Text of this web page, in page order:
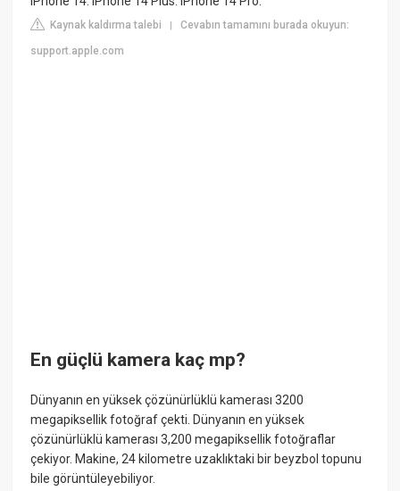
Kaynak kaldırma talebi |Cevabın tamamını burada okuyun:
support.apple.com
En güçlü kamera kaç mp?
Dünyanın en yüksek çözünürlüklü kamerası 3200
megapiksellik fotoğraf çekti. Dünyanın en yüksek
çözünürlüklü kamerası 3,200 megapiksellik fotoğraflar
çekiyor. Makine, 24 kilometre uzaklıktaki bir beyzbol topunu
bile görüntüleyebiliyor.